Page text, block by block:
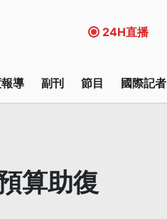
24H直播
導 副刊 節目 國際記者
算助復